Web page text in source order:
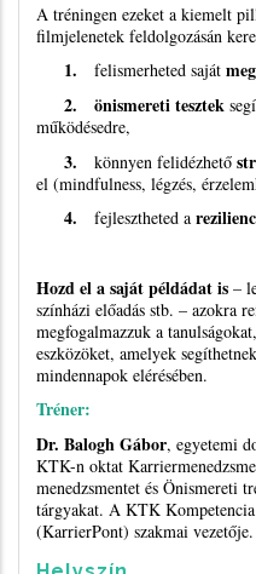
A tréningen ezeket a kiemelt
filmjelenetek feldolgozásán
1. felismerheted saját
2. önismereti tesztek
működésedre,
3. könnyen felidézhető
el (mindfulness, légzés,
4. fejlesztheted a
Hozd el a saját példádat is –
színházi előadás stb. – azokra
megfogalmazzuk a
eszközöket, amelyek
mindennapok elérésében.
Tréner:
Dr. Balogh Gábor, egyetemi
KTK-n oktat
menedzsmentet és Önismereti
tárgyakat. A KTK
(KarrierPont) szakmai vezetője.